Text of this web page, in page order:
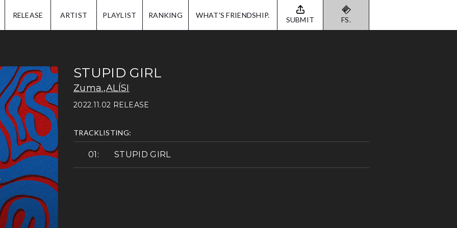
RELEASE ARTIST PLAYLIST RANKING WHAT'S FRIENDSHIP. SUBMIT FS.
STUPID GIRL
Zuma.,ALÍSI
2022.11.02 RELEASE
TRACKLISTING:
STUPID GIRL